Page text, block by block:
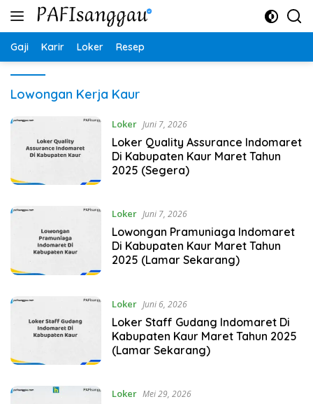
Langsung
Gaji Karir Loker Resep
Lowongan Kerja Kaur
Loker Juni 7, 2026
Loker Quality Assurance Indomaret
Di Kabupaten Kaur Maret Tahun
2025 (Segera)
Loker Juni 7, 2026
Lowongan Pramuniaga Indomaret
Di Kabupaten Kaur Maret Tahun
2025 (Lamar Sekarang)
Loker Juni 6, 2026
Loker Staff Gudang Indomaret Di
Kabupaten Kaur Maret Tahun 2025
(Lamar Sekarang)
Loker Mei 29, 2026